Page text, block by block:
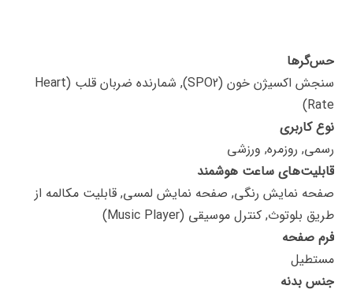
حس‌گرها
سنجش اکسیژن خون (SPO2), شمارنده ضربان قلب (Heart
Rate)
نوع کاربری
رسمی, روزمره, ورزشی
قابلیت‌های ساعت هوشمند
صفحه نمایش رنگی, صفحه نمایش لمسی, قابلیت مکالمه از
طریق بلوتوث, کنترل موسیقی (Music Player)
فرم صفحه
مستطیل
جنس بدنه